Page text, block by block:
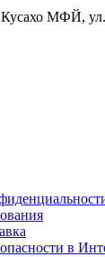
Кусахо МФЙ,
в